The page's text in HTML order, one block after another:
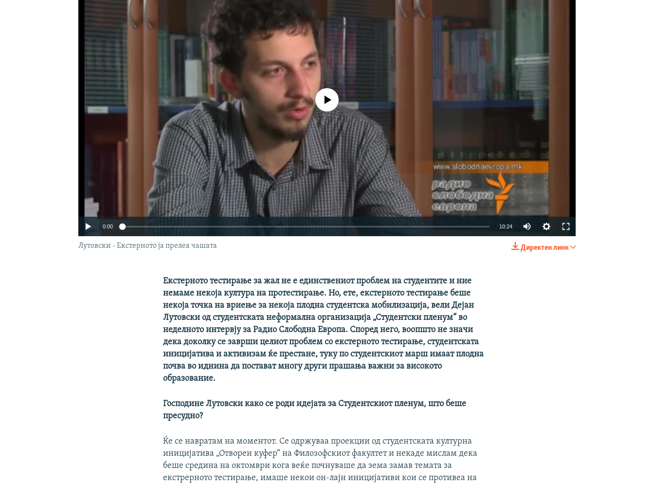
SHARE
No media source currently available
0:00 10:24
Директен линк
Лутовски - Екстерното ја прелеа чашата
Екстерното тестирање за жал не е единствениот проблем на студентите и ние
немаме некоја култура на протестирање. Но, ете, екстерното тестирање беше
некоја точка на вриење за некоја плодна студентска мобилизација, вели Дејан
Лутовски од студентската неформална организација „Студентски пленум“ во
неделното интервју за Радио Слободна Европа. Според него, воопшто не значи
дека доколку се заврши целиот проблем со екстерното тестирање, студентската
иницијатива и активизам ќе престане, туку по студентскиот марш имаат плодна
почва во иднина да постават многу други прашања важни за високото
образование.
Господине Лутовски како се роди идејата за Студентскиот пленум, што беше
пресудно?
Ќе се навратам на моментот. Се одржуваа проекции од студентската културна
иницијатива „Отворен куфер“ на Филозофскиот факултет и некаде мислам дека
беше средина на октомври кога веќе почнуваше да зема замав темата за
екстрерното тестирање, имаше некои он-лајн иницијативи кои се противеа на